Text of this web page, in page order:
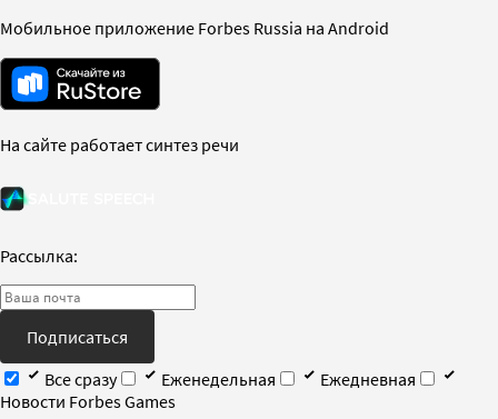
Мобильное приложение Forbes Russia на Android
На сайте работает синтез речи
Рассылка:
Подписаться
Все сразу
Еженедельная
Ежедневная
Новости Forbes Games